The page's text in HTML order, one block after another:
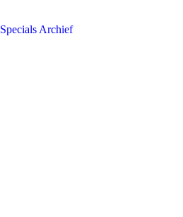
Specials Archief